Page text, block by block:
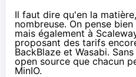
Il faut dire qu'en la
nombreuse. On pense
mais également à
proposant des tarifs
BackBlaze et Wasabi.
open source que chacun
MinIO.